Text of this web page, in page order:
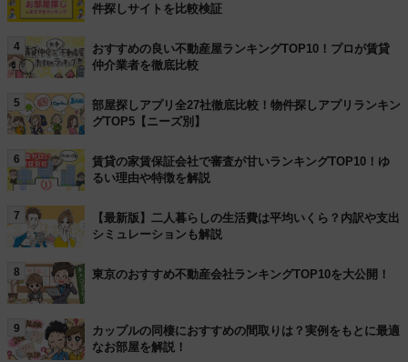
件探しサイトを比較検証
4
おすすめの良い不動産屋ランキングTOP10！プロが賃貸
仲介業者を徹底比較
5
部屋探しアプリ全27社徹底比較！物件探しアプリランキン
グTOP5【ニーズ別】
6
賃貸の家賃保証会社で審査が甘いランキングTOP10！ゆ
るい理由や特徴を解説
7
【最新版】二人暮らしの生活費は平均いくら？内訳や支出
シミュレーションも解説
8 東京のおすすめ不動産会社ランキングTOP10を大公開！
9
カップルの同棲におすすめの間取りは？実例をもとに最適
なお部屋を解説！